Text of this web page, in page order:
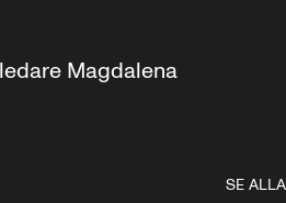
Magdalena
SE ALLA